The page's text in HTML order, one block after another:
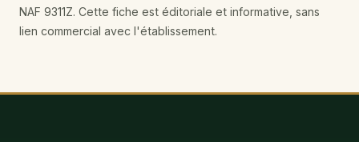
NAF 9311Z. Cette fiche est éditoriale et informative, sans
lien commercial avec l'établissement.